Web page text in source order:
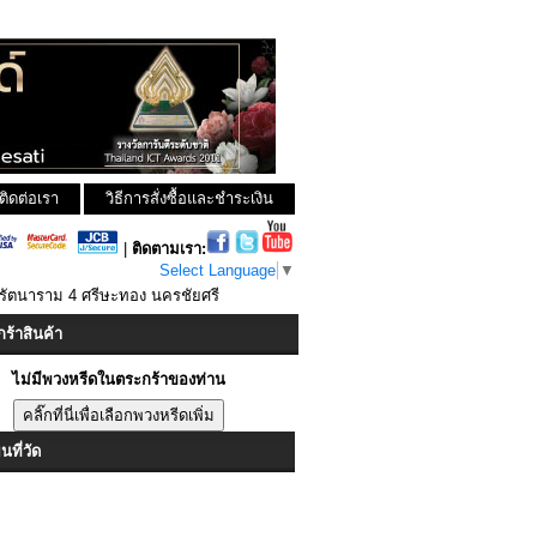
วิธีการสั่งซื้อและชำระเงิน
ติดต่อเรา
ติดตามเรา:
Select Language ▼
ตนาราม 4 ศรีษะทอง นครชัยศรี
ร้าสินค้า
ไม่มีพวงหรีดในตระกร้าของท่าน
ที่วัด